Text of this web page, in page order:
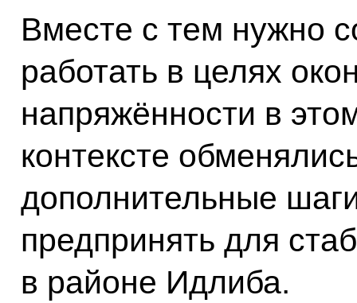
Вместе с тем нужно
работать в целях
напряжённости в
контексте
дополнительные
предпринять для
в районе Идлиба.